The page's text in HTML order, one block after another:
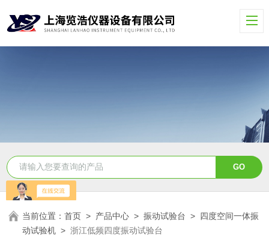
当前位置：首页 > 产品中心 >振动试验台 > 四度空间一体振
动试验机 >浙江低频四度振动试验台